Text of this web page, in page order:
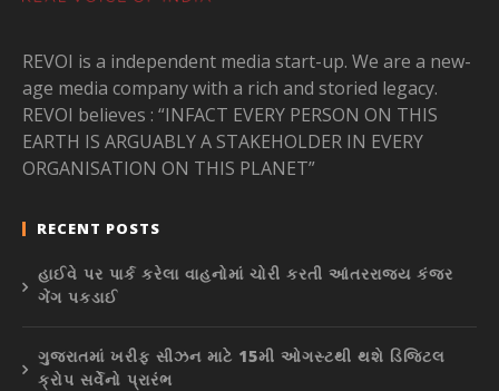
REVOI is a independent media start-up. We are a new-
age media company with a rich and storied legacy.
REVOI believes : “INFACT EVERY PERSON ON THIS
EARTH IS ARGUABLY A STAKEHOLDER IN EVERY
ORGANISATION ON THIS PLANET”
RECENT POSTS
હાઈવે પર પાર્ક કરેલા વાહનોમાં ચોરી કરતી આંતરરાજ્ય કંજર
ગેંગ પકડાઈ
ગુજરાતમાં ખરીફ સીઝન માટે 15મી ઓગસ્ટથી થશે ડિજિટલ
ક્રોપ સર્વેનો પ્રારંભ